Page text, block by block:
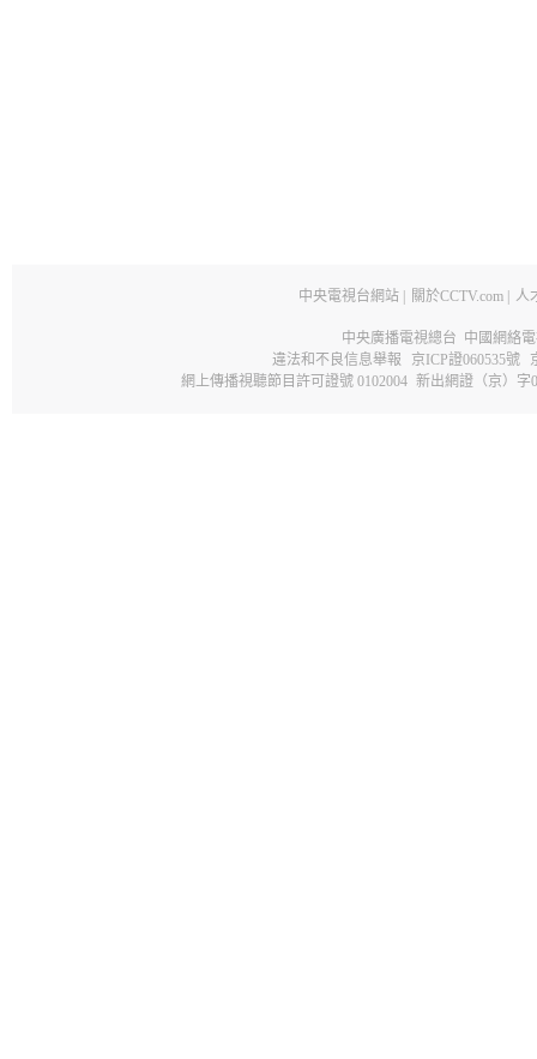
中央電視台網站 關於CCTV.com 人
中央廣播電視總台 中國網絡
違法和不良信息舉報
京ICP證060535號
網上傳播視聽節目許可證號 0102004 新出網證（京）